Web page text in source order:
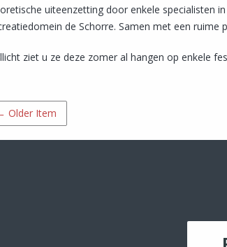
uiteenzetting door enkele specialisten
de Schorre. Samen met een
ziet u ze deze zomer al hangen op enkele
Older Item